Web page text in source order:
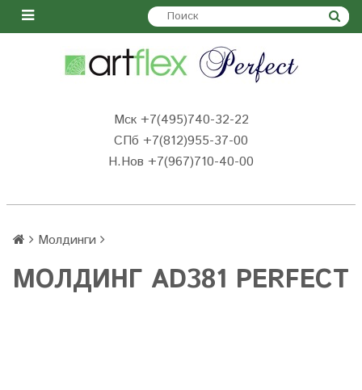
Мск +7(495)740-32-22
СПб +7(812)955-37-00
Н.Нов +7(967)710-40-00
Молдинги
МОЛДИНГ AD381 PERFECT